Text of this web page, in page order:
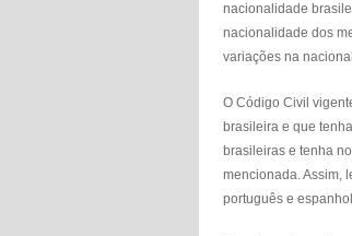
nacionalidade
nacionalidade dos
variações na
O Código Civil
brasileira e que
brasileiras e tenha
mencionada. Assim,
português e